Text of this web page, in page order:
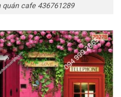
quán cafe 436761289